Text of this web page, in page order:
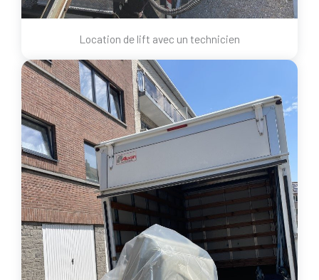
Location de lift avec un technicien